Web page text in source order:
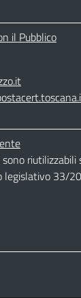
il Pubblico
riutilizzabili
legislativo 33/